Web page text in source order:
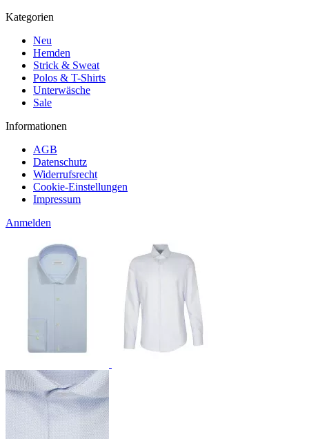
Kategorien
Neu
Hemden
Strick & Sweat
Polos & T-Shirts
Unterwäsche
Sale
Informationen
AGB
Datenschutz
Widerrufsrecht
Cookie-Einstellungen
Impressum
Anmelden